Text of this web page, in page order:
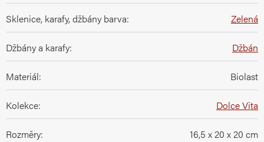
Sklenice, karafy, džbány barva: Zelená
Džbány a karafy: Džbán
Materiál: Biolast
Kolekce: Dolce Vita
Rozměry: 16,5 x 20 x 20 cm